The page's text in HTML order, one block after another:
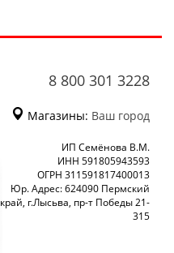
8 800 301 3228
Магазины: Ваш город
ИП Семёнова В.М.
ИНН 591805943593
ОГРН 311591817400013
Юр. Адрес: 624090 Пермский
край, г.Лысьва, пр-т Победы 21-
315